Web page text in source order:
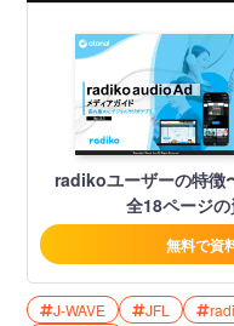
radikoユーザーの特徴
全18ページの
無料で資
J-WAVE JFL